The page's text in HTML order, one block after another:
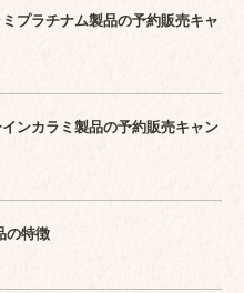
プラチナム製品の予約販売キャ
ンカラミ製品の予約販売キャン
の特徴